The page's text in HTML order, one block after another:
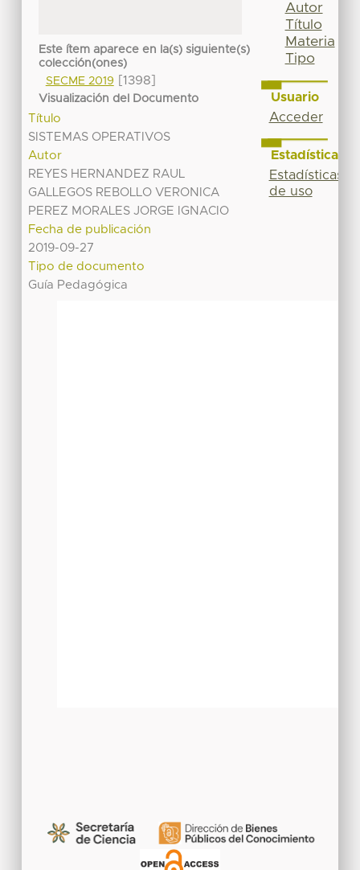
Este ítem aparece en la(s) siguiente(s)
colección(ones)
SECME 2019
[1398]
Visualización del Documento
Título
SISTEMAS OPERATIVOS
Autor
REYES HERNANDEZ RAUL
GALLEGOS REBOLLO VERONICA
PEREZ MORALES JORGE IGNACIO
Fecha de publicación
2019-09-27
Tipo de documento
Guía Pedagógica
Autor
Título
Materia
Tipo
Usuario
Acceder
Estadísticas
Estadísticas
de uso